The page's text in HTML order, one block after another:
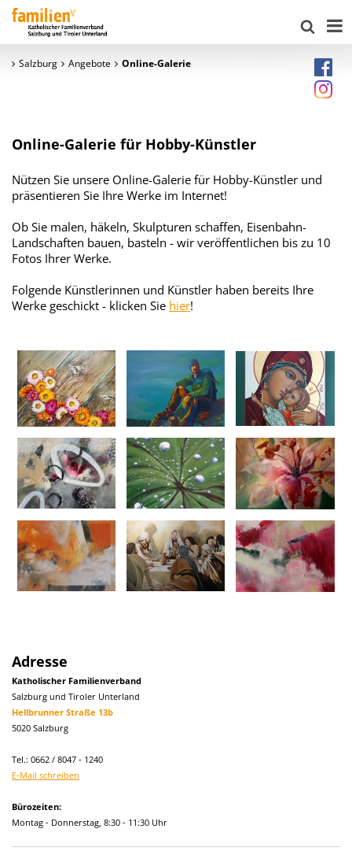
Salzburg Angebote Online-Galerie
Online-Galerie für Hobby-Künstler
Nützen Sie unsere Online-Galerie für Hobby-Künstler und
präsentieren Sie Ihre Werke im Internet!
Ob Sie malen, häkeln, Skulpturen schaffen, Eisenbahn-
Landschaften bauen, basteln - wir veröffentlichen bis zu 10
Fotos Ihrer Werke.
Folgende Künstlerinnen und Künstler haben bereits Ihre
Werke geschickt - klicken Sie hier!
Adresse
Katholischer Familienverband
Salzburg und Tiroler Unterland
Hellbrunner Straße 13b
5020 Salzburg
Tel.: 0662 / 8047 - 1240
E-Mail schreiben
Bürozeiten:
Montag - Donnerstag, 8:30 - 11:30 Uhr